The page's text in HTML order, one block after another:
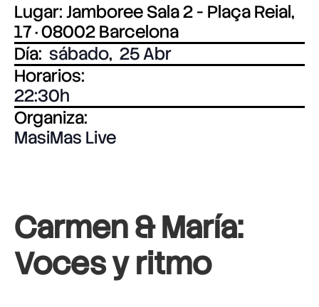
Lugar: Jamboree Sala 2 - Plaça Reial,
17 · 08002 Barcelona
Día: sábado, 25 Abr
Horarios:
22:30
Organiza:
MasiMas Live
Carmen & María:
Voces y ritmo